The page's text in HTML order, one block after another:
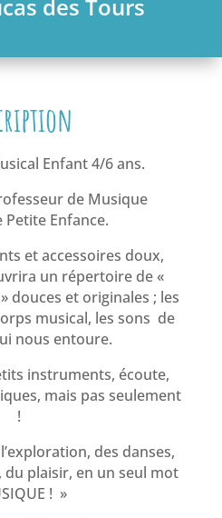
des Tours
Enfant 4/6 ans.
de Musique
Petite Enfance.
et accessoires doux,
un répertoire de «
douces et originales ; les
musical, les sons de
nous entoure.
instruments, écoute,
mais pas seulement
!
des danses,
du plaisir, en un seul mot
! »